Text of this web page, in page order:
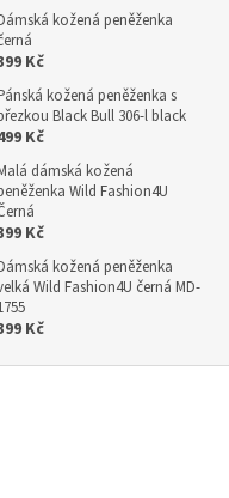
kožená peněženka
Kč
kožená peněženka s
Black Bull 306-l black
Kč
dámská kožená
Wild Fashion4U
Kč
kožená peněženka
Wild Fashion4U černá MD-
Kč